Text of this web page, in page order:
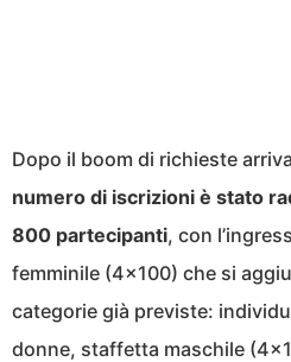
Dopo il boom di richieste
numero di iscrizioni è stato
800 partecipanti, con
femminile (4×100) che si
categorie già previste:
donne, staffetta maschile